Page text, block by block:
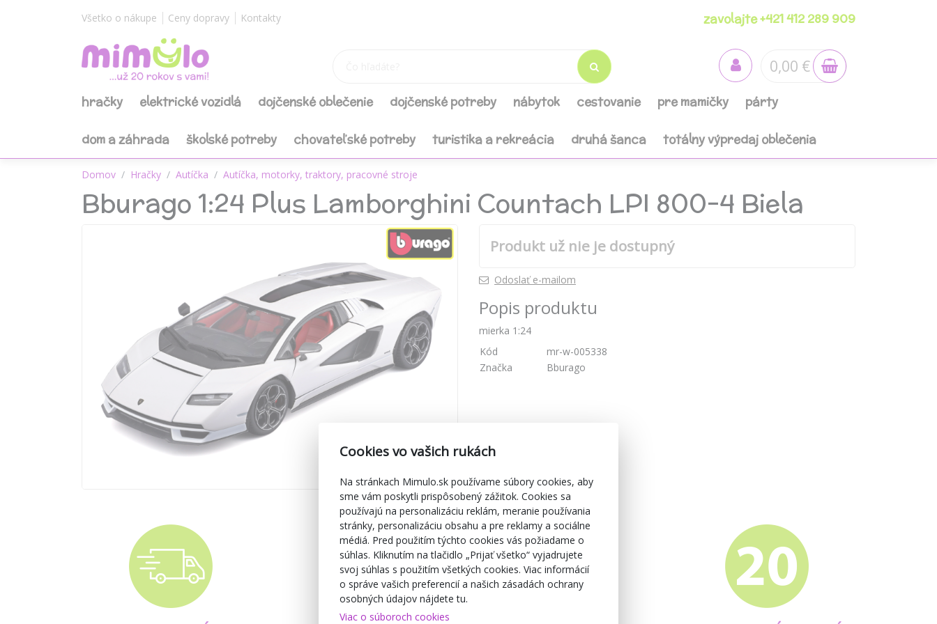
Všetko o nákupe Ceny dopravy Kontakty zavolajte +421 412 289 909
0,00 €
hračky elektrické vozidlá dojčenské oblečenie dojčenské potreby nábytok cestovanie pre mamičky párty
dom a záhrada školské potreby chovateľské potreby turistika a rekreácia druhá šanca totálny výpredaj oblečenia
Domov Hračky Autíčka Autíčka, motorky, traktory, pracovné stroje
Bburago 1:24 Plus Lamborghini Countach LPI 800-4 Biela
Produkt už nie je dostupný
Odoslať e-mailom
Popis produktu
mierka 1:24
Kód
mr-w-005338
Značka
Bburago
Cookies vo vašich rukách
Na stránkach Mimulo.sk používame súbory cookies, aby
sme vám poskytli prispôsobený zážitok. Cookies sa
používajú na personalizáciu reklám, meranie používania
stránky, personalizáciu obsahu a pre reklamy a sociálne
médiá. Pred použitím týchto cookies vás požiadame o
súhlas. Kliknutím na tlačidlo „Prijať všetko“ vyjadrujete
svoj súhlas s použitím všetkých cookies. Viac informácií
o správe vašich preferencií a našich zásadách ochrany
osobných údajov nájdete tu.
Viac o súboroch cookies